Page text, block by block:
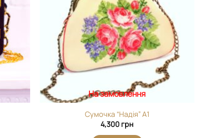
На замовлення
Сумочка “Надія” А1
4,300 грн